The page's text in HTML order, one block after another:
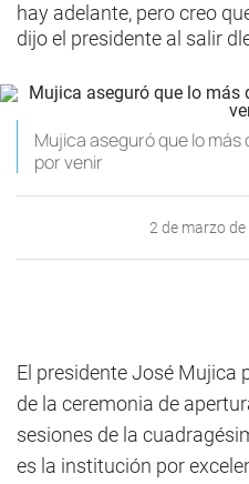
hay adelante, pero creo
dijo el presidente al salir
Mujica aseguró que lo
por venir
2 de marzo
El presidente José Mujica
de la ceremonia de
sesiones de la
es la institución por